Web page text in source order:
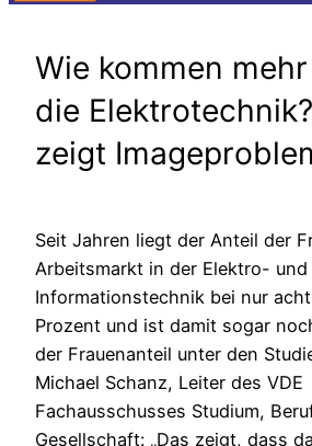
Wie kommen
die
zeigt
Seit Jahren liegt der Anteil der
Arbeitsmarkt in der Elektro- und
Informationstechnik bei nur
Prozent und ist damit sogar
der Frauenanteil unter den
Michael Schanz, Leiter des VDE
Fachausschusses Studium,
Gesellschaft: „Das zeigt, dass